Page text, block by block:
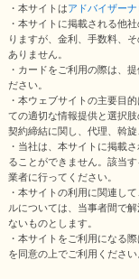
・本サイトはアドバイザー
・本サイトに掲載される他
りますが、金利、手数料、
ありません。
・カードをご利用の際は、
ださい。
・本ウェブサイトの主要目
ての適切な情報提供と選択
契約締結に関し、代理、斡
・当社は、本サイトに掲載
ることができません。該当
業者に行ってください。
・本サイトの利用に関連し
ルについては、当事者間で
ないものとします。
・本サイトをご利用になる
を同意の上でご利用ください